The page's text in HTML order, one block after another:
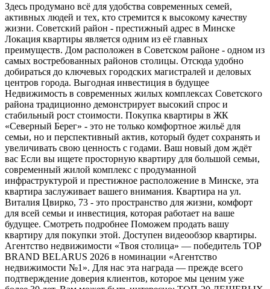
Здесь продумано всё для удобства современных семей,
активных людей и тех, кто стремится к высокому качеству
жизни. Советский район - престижный адрес в Минске
Локация квартиры является одним из её главных
преимуществ. Дом расположен в Советском районе - одном из
самых востребованных районов столицы. Отсюда удобно
добираться до ключевых городских магистралей и деловых
центров города. Выгодная инвестиция в будущее
Недвижимость в современных жилых комплексах Советского
района традиционно демонстрирует высокий спрос и
стабильный рост стоимости. Покупка квартиры в ЖК
«Северный Берег» - это не только комфортное жильё для
семьи, но и перспективный актив, который будет сохранять и
увеличивать свою ценность с годами. Ваш новый дом ждёт
вас Если вы ищете просторную квартиру для большой семьи,
современный жилой комплекс с продуманной
инфраструктурой и престижное расположение в Минске, эта
квартира заслуживает вашего внимания. Квартира на ул.
Виталия Цвирко, 73 - это пространство для жизни, комфорт
для всей семьи и инвестиция, которая работает на ваше
будущее. Смотреть подробнее Поможем продать вашу
квартиру для покупки этой. Доступен видеообзор квартиры.
Агентство недвижимости «Твоя столица» — победитель TOP
BRAND BELARUS 2026 в номинации «Агентство
недвижимости №1». Для нас эта награда — прежде всего
подтверждение доверия клиентов, которое мы ценим уже